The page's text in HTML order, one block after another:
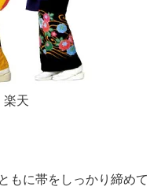
楽天
もに帯をしっかり締めて